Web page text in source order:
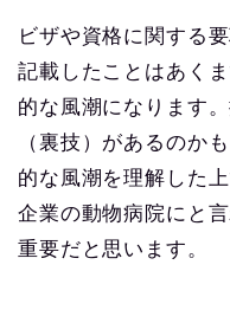
ビザや資格に関する
記載したことはあく
的な風潮になります
（裏技）があるのか
的な風潮を理解した
企業の動物病院にと
重要だと思います。